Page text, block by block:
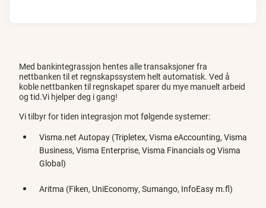
Med bankintegrassjon hentes alle transaksjoner fra
nettbanken til et regnskapssystem helt automatisk. Ved å
koble nettbanken til regnskapet sparer du mye manuelt arbeid
og tid.Vi hjelper deg i gang!
Vi tilbyr for tiden integrasjon mot følgende systemer:
Visma.net Autopay (Tripletex, Visma eAccounting, Visma
Business, Visma Enterprise, Visma Financials og Visma
Global)
Aritma (Fiken, UniEconomy, Sumango, InfoEasy m.fl)